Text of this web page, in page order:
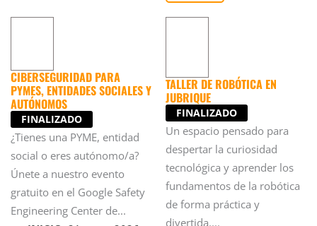
CIBERSEGURIDAD PARA
PYMES, ENTIDADES SOCIALES Y
AUTÓNOMOS
FINALIZADO
¿Tienes una PYME, entidad
social o eres autónomo/a?
Únete a nuestro evento
gratuito en el Google Safety
Engineering Center de...
TALLER DE ROBÓTICA EN
JUBRIQUE
FINALIZADO
Un espacio pensado para
despertar la curiosidad
tecnológica y aprender los
fundamentos de la robótica
de forma práctica y
divertida....